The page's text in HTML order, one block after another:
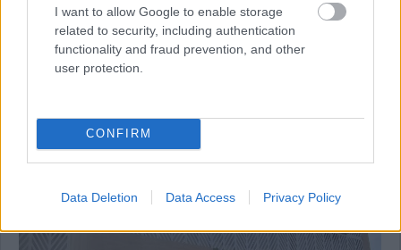
I want to allow Google to enable storage
related to security, including authentication
functionality and fraud prevention, and other
user protection.
CONFIRM
Data Deletion Data Access Privacy Policy